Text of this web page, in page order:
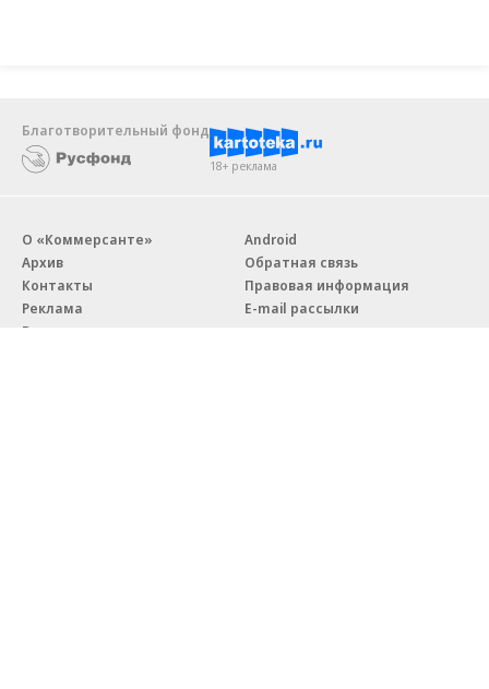
Благотворительный фонд
18+ реклама
О «Коммерсанте»
Архив
Контакты
Реклама
Вакансии
Android
Обратная связь
Правовая информация
E-mail рассылки